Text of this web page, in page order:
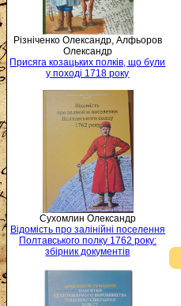
Різніченко Олександр, Алфьоров
Олександр
Присяга козацьких полків, що були
у поході 1718 року
Сухомлин Олександр
Відомість про залінійні поселення
Полтавського полку 1762 року:
збірник документів